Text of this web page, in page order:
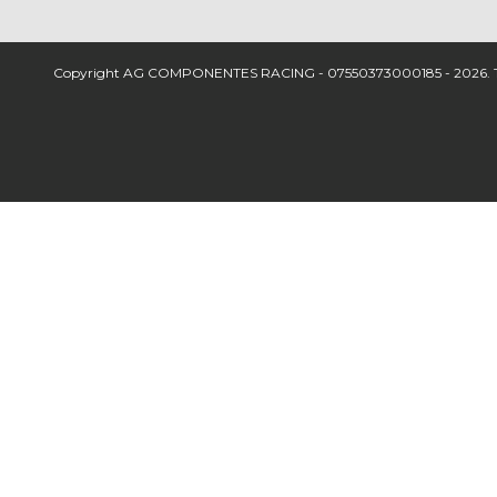
Copyright AG COMPONENTES RACING - 07550373000185 - 2026.